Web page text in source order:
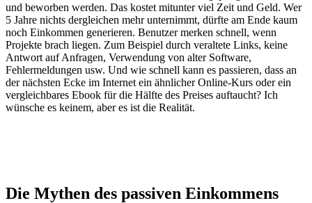
und beworben werden. Das kostet mitunter viel Zeit und Geld. Wer
5 Jahre nichts dergleichen mehr unternimmt, dürfte am Ende kaum
noch Einkommen generieren. Benutzer merken schnell, wenn
Projekte brach liegen. Zum Beispiel durch veraltete Links, keine
Antwort auf Anfragen, Verwendung von alter Software,
Fehlermeldungen usw. Und wie schnell kann es passieren, dass an
der nächsten Ecke im Internet ein ähnlicher Online-Kurs oder ein
vergleichbares Ebook für die Hälfte des Preises auftaucht? Ich
wünsche es keinem, aber es ist die Realität.
Die Mythen des passiven Einkommens